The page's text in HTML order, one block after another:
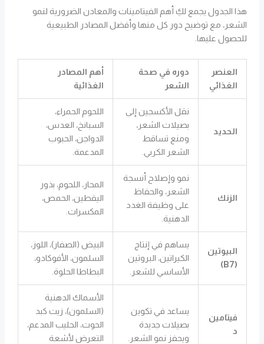
هذا الجدول يجمع لكِ أهم الفيتامينات والمعادن الضرورية لنمو
الشعر، مع توضيح دور كل منها وأفضل المصادر الطبيعية
للحصول عليها.
العنصر
الغذائي
دوره في صحة
الشعر
أهم المصادر
الغذائية
الحديد
نقل الأكسجين إلى
بصيلات الشعر،
ومنع تساقط
الشعر الكربي.
اللحوم الحمراء،
السبانخ، العدس،
الدواجن، الحبوب
المدعمة.
الزنك
نمو وإصلاح أنسجة
الشعر، والحفاظ
على وظيفة الغدد
الدهنية.
المحار، اللحوم، بذور
اليقطين، الحمص،
المكسرات.
البيوتين
(B7)
يساهم في إنتاج
الكيراتين، البروتين
الأساسي للشعر.
البيض (الصفار)، اللوز،
السلمون، الأفوكادو،
البطاطا الحلوة.
فيتامين
د
يساعد في تكوين
بصيلات جديدة
ويحفز نمو الشعر.
الأسماك الدهنية
(السلمون)، زيت كبد
الحوت، الحليب المدعم،
التعرض لأشعة